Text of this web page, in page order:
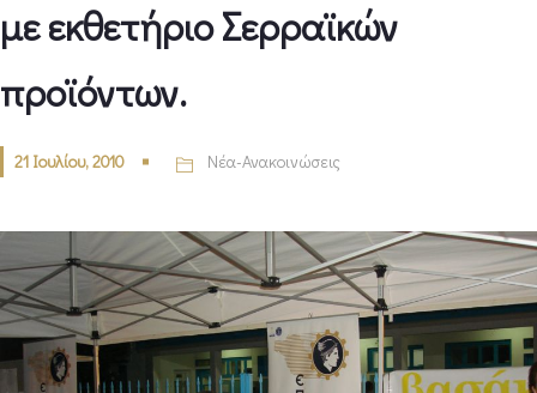
με εκθετήριο Σερραϊκών
προϊόντων.
21 Ιουλίου, 2010 Νέα-Ανακοινώσεις